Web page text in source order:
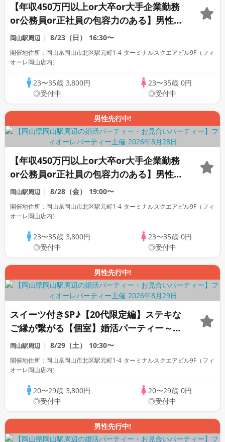
【年収450万円以上or大卒or大手企業勤務
or公務員or正社員の包容力のある】男性と
の出会い♪個室婚活パーティー～真剣な出
会い～
岡山駅周辺 8/23（日） 16:30〜
開催地住所：岡山県岡山市北区駅元町1-4 ターミナルスクエアビル9F（フィ
オーレ岡山店内）
23〜35歳 3,800円
◎受付中
23〜35歳 0円
◎受付中
男性先行中!
【年収450万円以上or大卒or大手企業勤務
or公務員or正社員の包容力のある】男性と
の出会い♪個室婚活パーティー～真剣な出
会い～
岡山駅周辺 8/28（金） 19:00〜
開催地住所：岡山県岡山市北区駅元町1-4 ターミナルスクエアビル9F（フィ
オーレ岡山店内）
23〜35歳 3,800円
◎受付中
23〜35歳 0円
◎受付中
男性先行中!
スイーツ付きSP♪【20代限定編】ステキな
ご縁が繋がる【個室】婚活パーティー～真
剣な出会い～
岡山駅周辺 8/29（土） 10:30〜
開催地住所：岡山県岡山市北区駅元町1-4 ターミナルスクエアビル9F（フィ
オーレ岡山店内）
20〜29歳 3,800円
◎受付中
20〜29歳 0円
◎受付中
男性先行中!